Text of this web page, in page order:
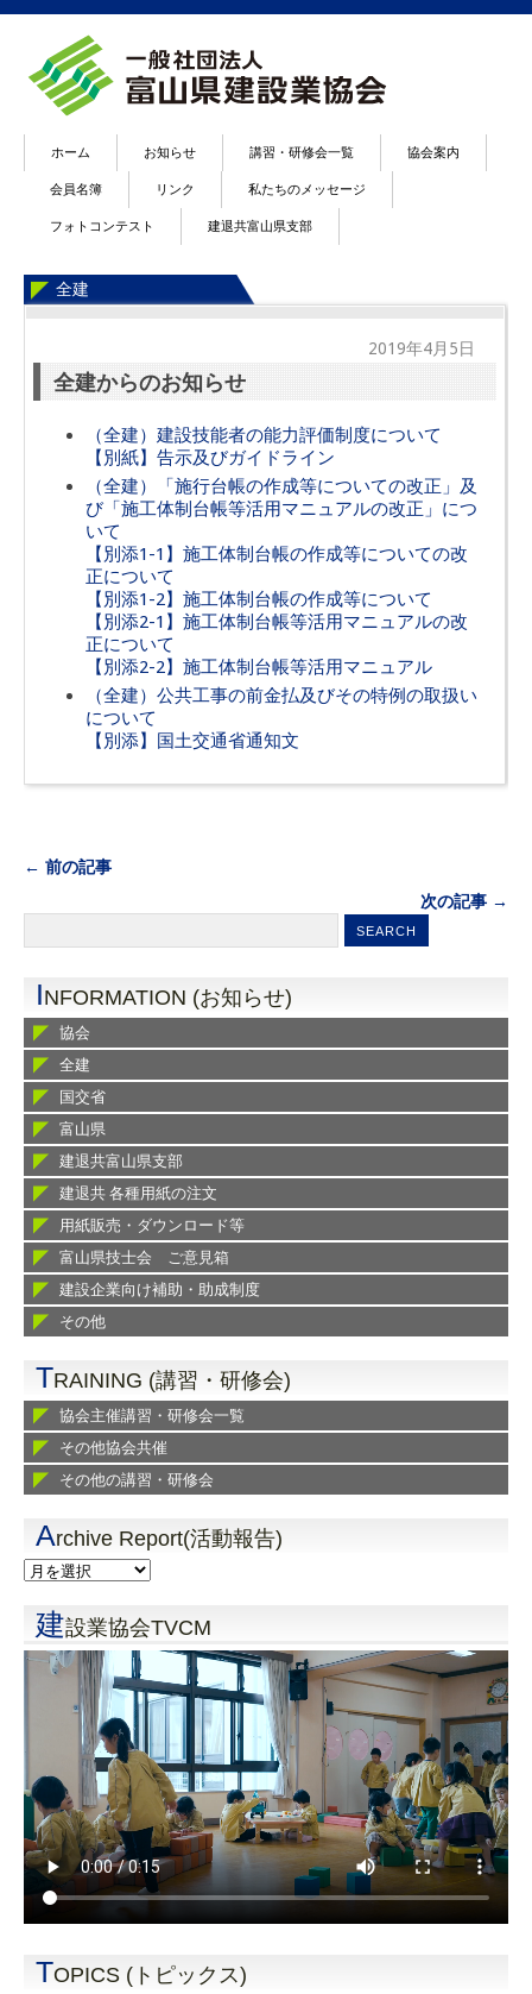
ホーム お知らせ 講習・研修会一覧 協会案内
会員名簿 リンク 私たちのメッセージ
フォトコンテスト 建退共富山県支部
全建
2019年4月5日
全建からのお知らせ
（全建）建設技能者の能力評価制度について
【別紙】告示及びガイドライン
（全建）「施行台帳の作成等についての改正」及
び「施工体制台帳等活用マニュアルの改正」につ
いて
【別添1-1】施工体制台帳の作成等についての改
正について
【別添1-2】施工体制台帳の作成等について
【別添2-1】施工体制台帳等活用マニュアルの改
正について
【別添2-2】施工体制台帳等活用マニュアル
（全建）公共工事の前金払及びその特例の取扱い
について
【別添】国土交通省通知文
← 前の記事
次の記事 →
INFORMATION (お知らせ)
協会
全建
国交省
富山県
建退共富山県支部
建退共 各種用紙の注文
用紙販売・ダウンロード等
富山県技士会 ご意見箱
建設企業向け補助・助成制度
その他
TRAINING (講習・研修会)
協会主催講習・研修会一覧
その他協会共催
その他の講習・研修会
Archive Report(活動報告)
建設業協会TVCM
TOPICS (トピックス)